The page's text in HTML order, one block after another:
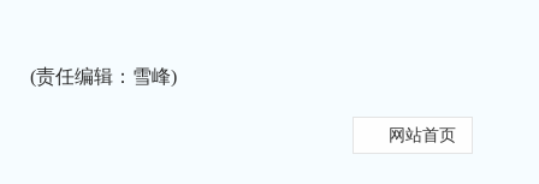
(责任编辑：雪峰)
网站首页